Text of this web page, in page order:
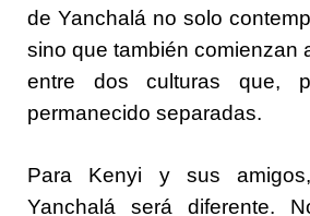
de Yanchalá no solo
sino que también comienzan
entre dos culturas que,
permanecido separadas.
Para Kenyi y sus
Yanchalá será diferente.